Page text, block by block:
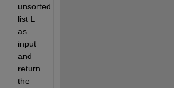
unsorted
list L
as
input
and
return
the